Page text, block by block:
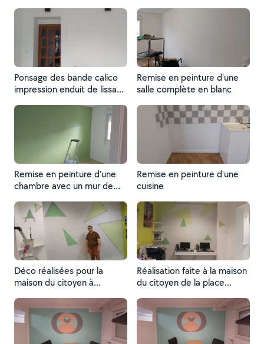
Ponsage des bande calico
impression enduit de lissage
finition deux couche
Remise en peinture d'une
salle complète en blanc
Remise en peinture d'une
chambre avec un mur de
Remise en peinture d'une
cuisine
Déco réalisées pour la
maison du citoyen à
Réalisation faite à la maison
du citoyen de la place
Rouen